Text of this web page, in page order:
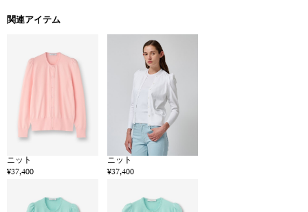
関連アイテム
ニット
¥37,400
ニット
¥37,400